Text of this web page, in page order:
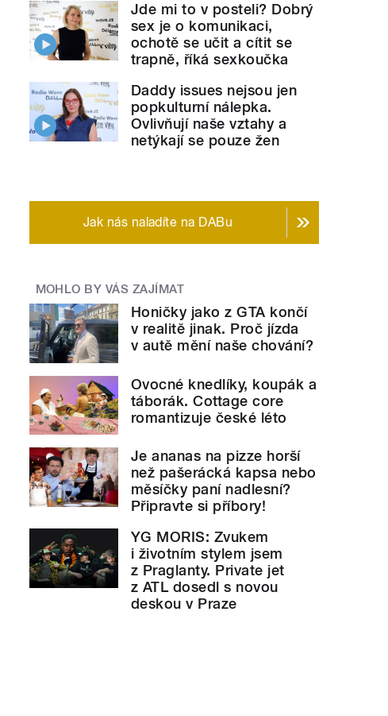
Jde mi to v posteli? Dobrý
sex je o komunikaci,
ochotě se učit a cítit se
trapně, říká sexkoučka
Daddy issues nejsou jen
popkulturní nálepka.
Ovlivňují naše vztahy a
netýkají se pouze žen
Jak nás naladíte na DABu
MOHLO BY VÁS ZAJÍMAT
Honičky jako z GTA končí
v realitě jinak. Proč jízda
v autě mění naše chování?
Ovocné knedlíky, koupák a
táborák. Cottage core
romantizuje české léto
Je ananas na pizze horší
než pašerácká kapsa nebo
měsíčky paní nadlesní?
Připravte si příbory!
YG MORIS: Zvukem
i životním stylem jsem
z Praglanty. Private jet
z ATL dosedl s novou
deskou v Praze